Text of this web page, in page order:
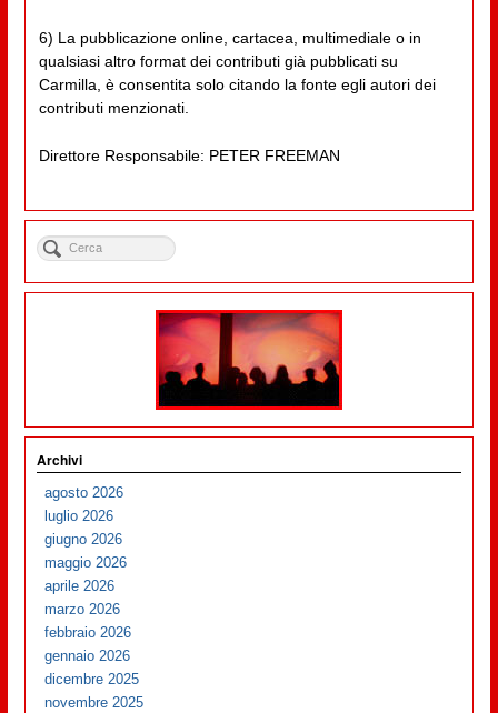
6) La pubblicazione online, cartacea, multimediale o in
qualsiasi altro format dei contributi già pubblicati su
Carmilla, è consentita solo citando la fonte egli autori dei
contributi menzionati.
Direttore Responsabile: PETER FREEMAN
Archivi
agosto 2026
luglio 2026
giugno 2026
maggio 2026
aprile 2026
marzo 2026
febbraio 2026
gennaio 2026
dicembre 2025
novembre 2025